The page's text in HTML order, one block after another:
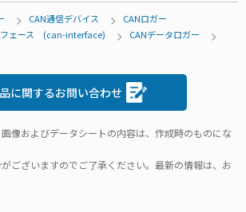
CAN通信デバイス
CANロガー
フェース (can-interface)
CANデータロガー
に関するお問い合わせ
像およびデータシートの内容は、作成時のものにな
ございますのでご了承ください。最新の情報は、お